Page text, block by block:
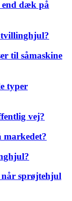
dæk på
tvillinghjul?
til såmaskine
typer
vej?
når sprøjtehjul